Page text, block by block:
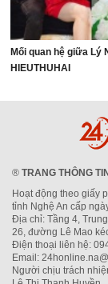
Mối quan hệ giữa Lý
HIEUTHUHAI
® TRANG THÔNG
Hoạt động theo giấy
tỉnh Nghệ An cấp
Địa chỉ: Tầng 4,
26, đường Lê Mao
Điện thoại liên hệ:
Email:
Người chịu trách